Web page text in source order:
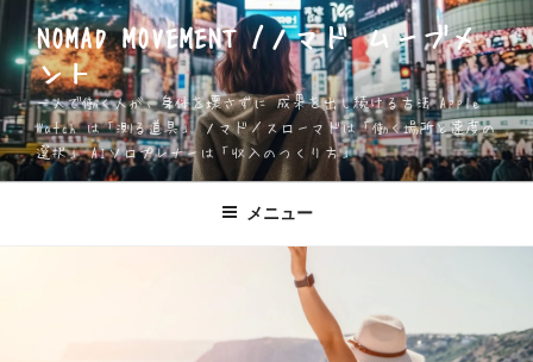
ン
テ
ン
ツ
へ
ス
NOMAD MOVEMENT /ノマド ムーブメ
ント
一人で働く人が、身体を壊さずに 成果を出し続ける方法 Apple
Watch は「測る道具」 ノマド／スローマドは「働く場所と速度の
選択」 AIソロプレナーは「収入のつくり方」
メニュー